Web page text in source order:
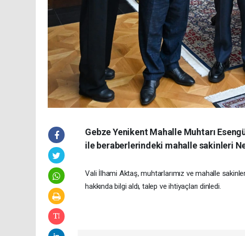
Gebze Yenikent Mahalle Muhtarı
ile beraberlerindeki mahalle sakinleri
Vali İlhami Aktaş, muhtarlarımız ve mahalle
hakkında bilgi aldı, talep ve ihtiyaçları dinledi.